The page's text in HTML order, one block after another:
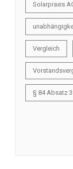
Solarpraxis
Vergleich
§ 84 Absatz